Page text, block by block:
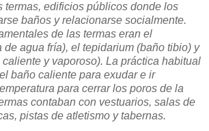
termas, edificios públicos donde los
baños y relacionarse socialmente.
de las termas eran el
de agua fría), el tepidarium (baño tibio) y
y vaporoso). La práctica habitual
baño caliente para exudar e ir
para cerrar los poros de la
contaban con vestuarios, salas de
pistas de atletismo y tabernas.